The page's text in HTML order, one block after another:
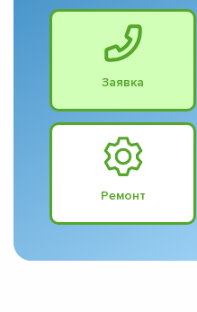
Заявка
Ремонт